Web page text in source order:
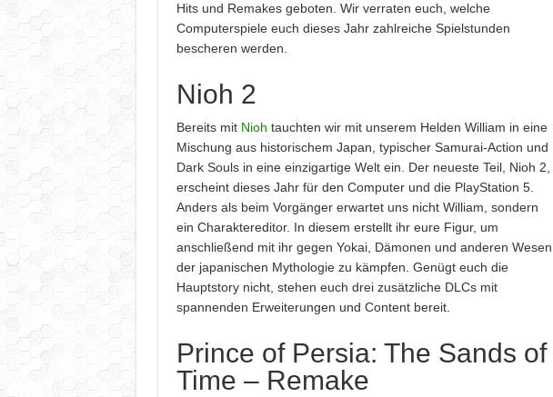
Hits und Remakes geboten. Wir verraten euch, welche
Computerspiele euch dieses Jahr zahlreiche Spielstunden
bescheren werden.
Nioh 2
Bereits mit Nioh tauchten wir mit unserem Helden William in eine
Mischung aus historischem Japan, typischer Samurai-Action und
Dark Souls in eine einzigartige Welt ein. Der neueste Teil, Nioh 2,
erscheint dieses Jahr für den Computer und die PlayStation 5.
Anders als beim Vorgänger erwartet uns nicht William, sondern
ein Charaktereditor. In diesem erstellt ihr eure Figur, um
anschließend mit ihr gegen Yokai, Dämonen und anderen Wesen
der japanischen Mythologie zu kämpfen. Genügt euch die
Hauptstory nicht, stehen euch drei zusätzliche DLCs mit
spannenden Erweiterungen und Content bereit.
Prince of Persia: The Sands of
Time – Remake